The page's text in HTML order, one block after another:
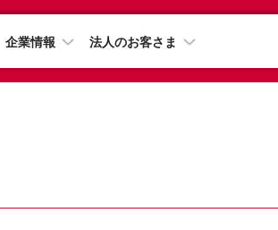
企業情報 法人のお客さま